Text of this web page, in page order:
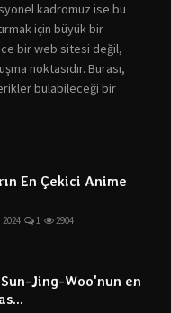
kadromuz ise bu
için büyük bir
bir web sitesi değil,
noktasıdır. Burası,
bulabileceği bir
En Çekici Anime
1 2904
Jing-Woo'nun en